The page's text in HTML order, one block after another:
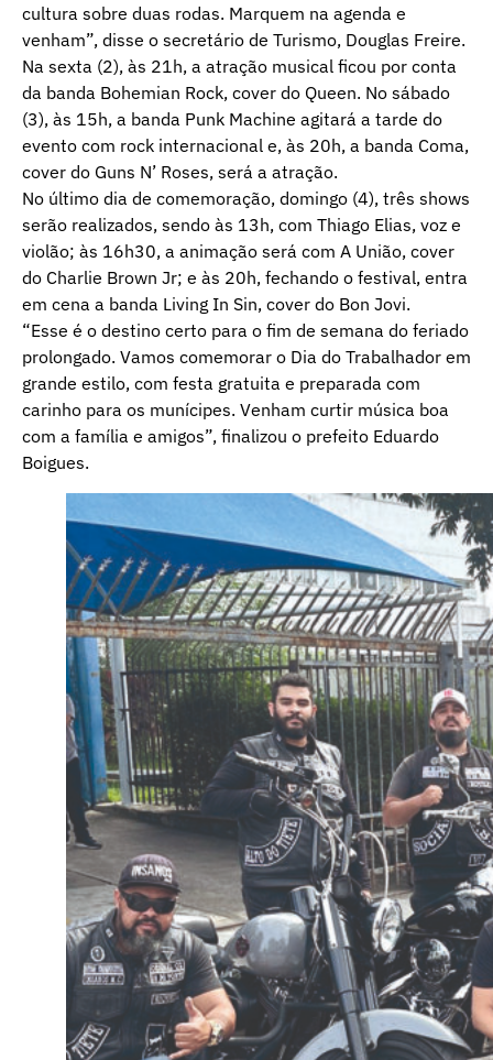
cultura sobre duas rodas. Marquem na agenda e
venham”, disse o secretário de Turismo, Douglas Freire.
Na sexta (2), às 21h, a atração musical ficou por conta
da banda Bohemian Rock, cover do Queen. No sábado
(3), às 15h, a banda Punk Machine agitará a tarde do
evento com rock internacional e, às 20h, a banda Coma,
cover do Guns N’ Roses, será a atração.
No último dia de comemoração, domingo (4), três shows
serão realizados, sendo às 13h, com Thiago Elias, voz e
violão; às 16h30, a animação será com A União, cover
do Charlie Brown Jr; e às 20h, fechando o festival, entra
em cena a banda Living In Sin, cover do Bon Jovi.
“Esse é o destino certo para o fim de semana do feriado
prolongado. Vamos comemorar o Dia do Trabalhador em
grande estilo, com festa gratuita e preparada com
carinho para os munícipes. Venham curtir música boa
com a família e amigos”, finalizou o prefeito Eduardo
Boigues.